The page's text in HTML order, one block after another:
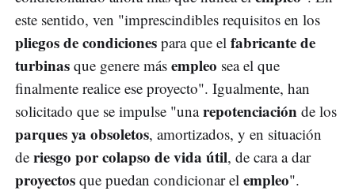
este sentido, ven "imprescindibles requisitos en los
pliegos de condiciones para que el fabricante de
turbinas que genere más empleo sea el que
finalmente realice ese proyecto". Igualmente, han
solicitado que se impulse "unarepotenciación de los
parques ya obsoletos, amortizados, y en situación
de riesgo por colapso de vida útil, de cara a dar
proyectos que puedan condicionar el empleo".